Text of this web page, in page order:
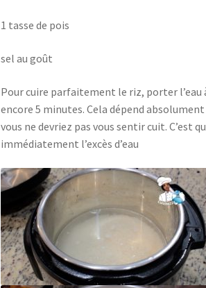
1 tasse de pois
sel au goût
Pour cuire parfaitement le riz, porter
encore 5 minutes. Cela dépend
vous ne devriez pas vous sentir cuit. C’est
immédiatement l’excès d’eau